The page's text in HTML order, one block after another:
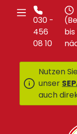
Zum Hauptinhalt
030 -
456
08 10
Nutzen
unser
auch